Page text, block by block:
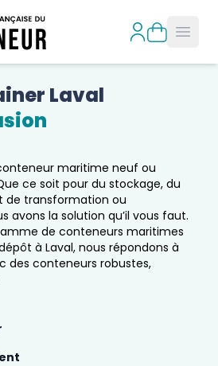
Laval
maritime neuf ou
ce soit pour du stockage, du
de transformation ou
avons la solution qu’il vous faut.
de conteneurs maritimes
à Laval, nous répondons à
des conteneurs robustes,